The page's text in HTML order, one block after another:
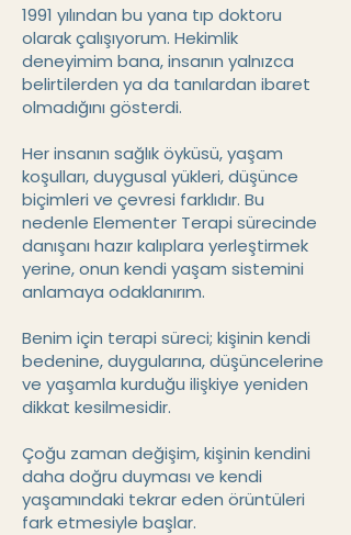
1991 yılından bu yana tıp doktoru
olarak çalışıyorum. Hekimlik
deneyimim bana, insanın yalnızca
belirtilerden ya da tanılardan ibaret
olmadığını gösterdi.
Her insanın sağlık öyküsü, yaşam
koşulları, duygusal yükleri, düşünce
biçimleri ve çevresi farklıdır. Bu
nedenle Elementer Terapi sürecinde
danışanı hazır kalıplara yerleştirmek
yerine, onun kendi yaşam sistemini
anlamaya odaklanırım.
Benim için terapi süreci; kişinin kendi
bedenine, duygularına, düşüncelerine
ve yaşamla kurduğu ilişkiye yeniden
dikkat kesilmesidir.
Çoğu zaman değişim, kişinin kendini
daha doğru duyması ve kendi
yaşamındaki tekrar eden örüntüleri
fark etmesiyle başlar.